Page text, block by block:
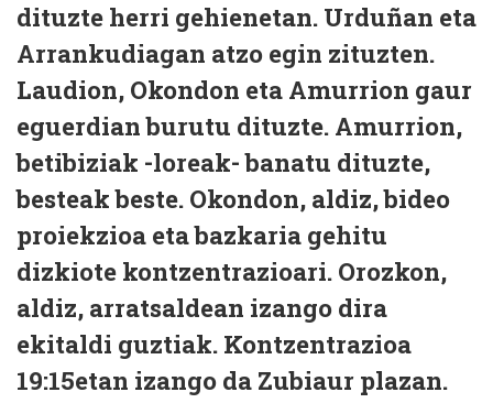
dituzte herri gehienetan. Urduñan eta
Arrankudiagan atzo egin zituzten.
Laudion, Okondon eta Amurrion gaur
eguerdian burutu dituzte. Amurrion,
betibiziak -loreak- banatu dituzte,
besteak beste. Okondon, aldiz, bideo
proiekzioa eta bazkaria gehitu
dizkiote kontzentrazioari. Orozkon,
aldiz, arratsaldean izango dira
ekitaldi guztiak. Kontzentrazioa
19:15etan izango da Zubiaur plazan.